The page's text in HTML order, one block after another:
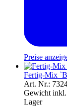
Preise
Fertig-Mix
Art. Nr.:
Gewicht
Lager